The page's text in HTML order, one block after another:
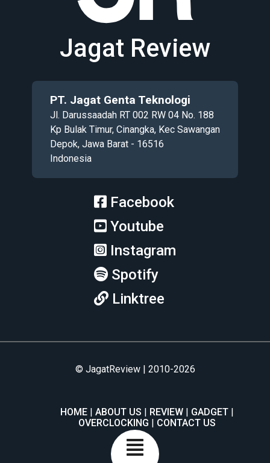
Jagat Review
PT. Jagat Genta Teknologi
Jl. Darussaadah RT 002 RW 04 No. 188
Kp Bulak Timur, Cinangka, Kec Sawangan
Depok, Jawa Barat - 16516
Indonesia
Facebook
Youtube
Instagram
Spotify
Linktree
© JagatReview | 2010-2026
HOME ABOUT US REVIEW
GADGET
OVERCLOCKING
CONTACT US